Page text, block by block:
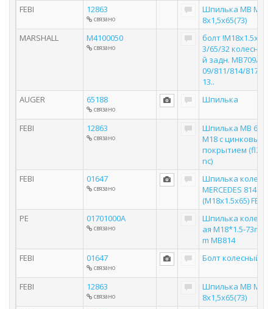
FEBI
12863
связано
Шпилька MB M1
8x1,5x65(73)
MARSHALL
M4100050
связано
болт !M18x1.5x7
3/65/32 колесны
й задн. MB709/8
09/811/814/817/8
13..
AUGER
65188
связано
Шпилька
FEBI 12863
связано
Шпилька MB 65*
M18 с цинковым
покрытием (flZn
nc)
FEBI
01647
связано
Шпилька колеса
MERCEDES 814
(M18х1.5х65) FEBI
PE
01701000A
связано
Шпилька колесн
ая M18*1.5-73m
m MB814
FEBI
01647
связано
Болт колесный
FEBI 12863
связано
Шпилька MB M1
8x1,5x65(73)